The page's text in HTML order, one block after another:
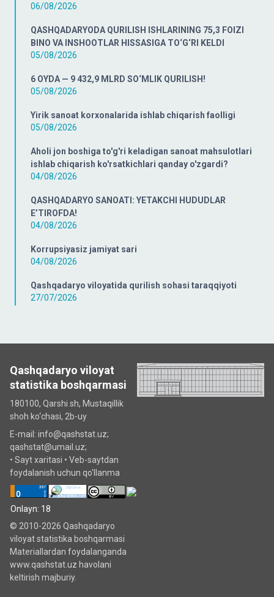
06/08/2026
QASHQADARYODA QURILISH ISHLARINING 75,3 FOIZI
BINO VA INSHOOTLAR HISSASIGA TO‘G‘RI KELDI
05/08/2026
6 OYDA — 9 432,9 MLRD SO‘MLIK QURILISH!
05/08/2026
Yirik sanoat korxonalarida ishlab chiqarish faolligi
05/08/2026
Aholi jon boshiga to'g'ri keladigan sanoat mahsulotlari
ishlab chiqarish ko'rsatkichlari qanday o'zgardi?
04/08/2026
QASHQADARYO SANOATI: YETAKCHI HUDUDLAR
E’TIROFDA!
04/08/2026
Korrupsiyasiz jamiyat sari
04/08/2026
Qashqadaryo viloyatida qurilish sohasi taraqqiyoti
27/07/2026
Qashqadaryo viloyat
statistika boshqarmasi
180100, Qarshi sh, Mustаqillik
shoh ko‘chаsi, 2b-uy
E-mail: info@qashstat.uz;
qashstat@umail.uz;
• Sayt xaritasi • Veb-saytdan
foydalanish uchun qo'llanma
Onlayn: 18
© 2010-2026 Qashqadaryo
viloyat statistika boshqarmasi
Materiallardan foydalanganda
www.qashstat.uz havolani
keltirish majburiy.